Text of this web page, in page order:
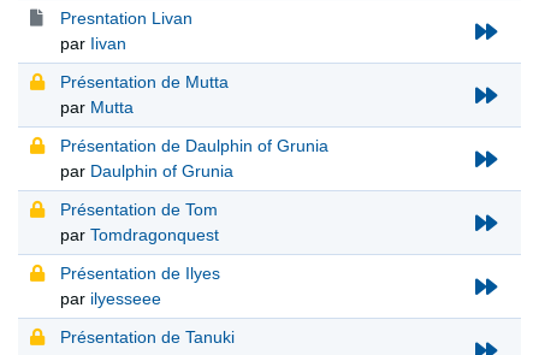
Presntation Livan
par Iivan
Présentation de Mutta
par Mutta
Présentation de Daulphin of Grunia
par Daulphin of Grunia
Présentation de Tom
par Tomdragonquest
Présentation de Ilyes
par ilyesseee
Présentation de Tanuki